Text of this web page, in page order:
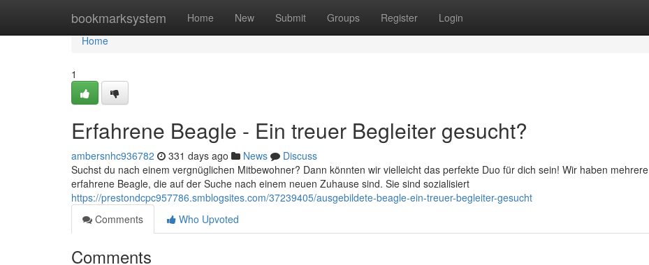
bookmarksystem Home New Submit Groups Register Login
Home
Home
1
Erfahrene Beagle - Ein treuer Begleiter gesucht?
ambersnhc936782 331 days ago News
Discuss
Suchst du nach einem vergnüglichen Mitbewohner? Dann könnten wir vielleicht das perfekte Duo für dich sein! Wir haben mehrere
erfahrene Beagle, die auf der Suche nach einem neuen Zuhause sind. Sie sind sozialisiert
https://prestondcpc957786.smblogsites.com/37239405/ausgebildete-beagle-ein-treuer-begleiter-gesucht
Comments
Who Upvoted
Comments